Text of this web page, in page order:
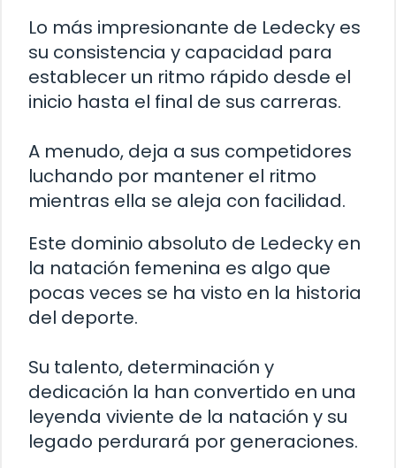
Lo más impresionante de Ledecky es
su consistencia y capacidad para
establecer un ritmo rápido desde el
inicio hasta el final de sus carreras.
A menudo, deja a sus competidores
luchando por mantener el ritmo
mientras ella se aleja con facilidad.
Este dominio absoluto de Ledecky en
la natación femenina es algo que
pocas veces se ha visto en la historia
del deporte.
Su talento, determinación y
dedicación la han convertido en una
leyenda viviente de la natación y su
legado perdurará por generaciones.